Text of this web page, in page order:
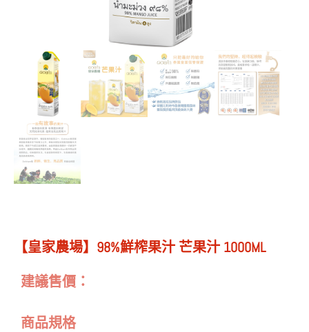
【皇家農場】98%鮮榨果汁 芒果汁 1000ML
建議售價：
商品規格